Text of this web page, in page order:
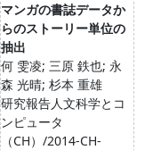
マンガの書誌データか
らのストーリー単位の
抽出
何 雯凌; 三原 鉄也; 永
森 光晴; 杉本 重雄
研究報告人文科学とコ
ンピュータ
（CH）/2014-CH-